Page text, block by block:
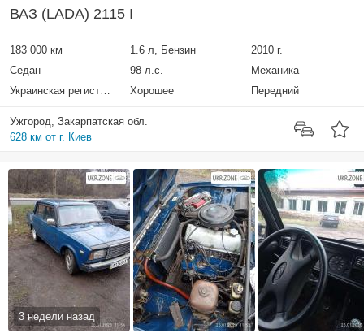
ВАЗ (LADA) 2115 I
183 000 км 1.6 л, Бензин
2010 г.
Седан
98 л.с.
Механика
Украинская регистрация
Хорошее Передний
Ужгород, Закарпатская обл.
628 км от г. Киев
3 недели назад